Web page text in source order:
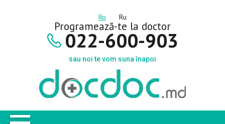
Ro Ru
Programează-te la doctor
022-600-903
sau noi te vom suna înapoi